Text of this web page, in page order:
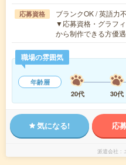
応募資格
ブランクOK / 英語力
▼応募資格・グラフ
から制作できる方優
職場の雰囲気
年齢層
20代
30代
気になる! 応
派遣会社